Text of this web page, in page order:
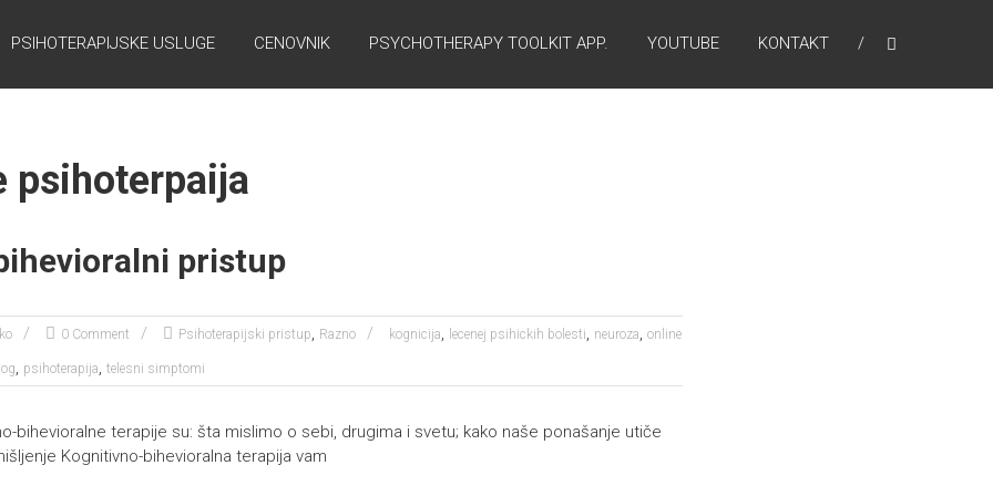
PSIHOTERAPIJSKE USLUGE CENOVNIK PSYCHOTHERAPY TOOLKIT APP. YOUTUBE KONTAKT
psihoterpaija
pristup
0 Comment Psihoterapijski pristup, Razno kognicija, lecenej psihickih bolesti, neuroza,online
, psihoterapija,telesni simptomi
bihevioralne terapije su: šta mislimo o sebi, drugima i svetu; kako naše ponašanje utiče
Kognitivno-bihevioralna terapija vam